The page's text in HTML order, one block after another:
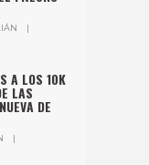
A LOS 10K
LAS
DE